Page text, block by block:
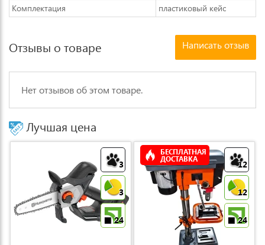
Комплектация
пластиковый кейс
Отзывы о товаре Написать отзыв
Нет отзывов об этом товаре.
Лучшая цена
3
3
24
12
12
24
БЕСПЛАТНАЯ
ДОСТАВКА